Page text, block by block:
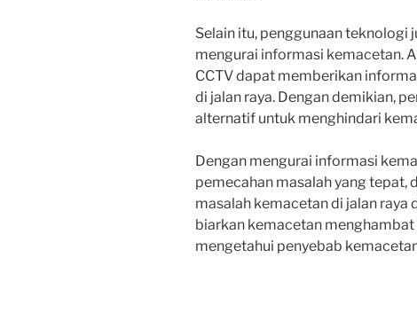
Selain itu, penggunaan teknologi
mengurai informasi kemacetan.
CCTV dapat memberikan
di jalan raya. Dengan demikian,
alternatif untuk menghindari
Dengan mengurai informasi
pemecahan masalah yang tepat,
masalah kemacetan di jalan raya
biarkan kemacetan
mengetahui penyebab